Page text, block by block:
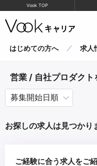
Vook TOP
はじめての方へ 求人
営業 / 自社プロダク
お探しの求人は見つかり
ご経験に合う求人をご